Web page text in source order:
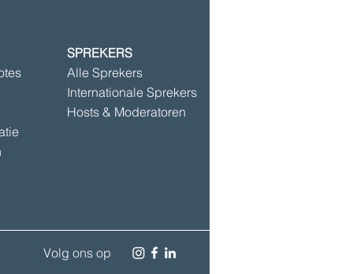
©2025 door Speakersbase
SPREKERS
Alle Sprekers
Internationale Sprekers
Hosts & Moderatoren
Volg ons op